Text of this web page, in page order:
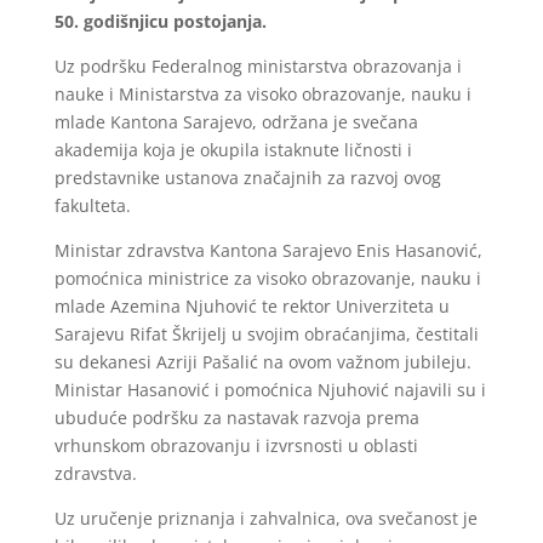
50. godišnjicu postojanja.
Uz podršku Federalnog ministarstva obrazovanja i
nauke i Ministarstva za visoko obrazovanje, nauku i
mlade Kantona Sarajevo, održana je svečana
akademija koja je okupila istaknute ličnosti i
predstavnike ustanova značajnih za razvoj ovog
fakulteta.
Ministar zdravstva Kantona Sarajevo Enis Hasanović,
pomoćnica ministrice za visoko obrazovanje, nauku i
mlade Azemina Njuhović te rektor Univerziteta u
Sarajevu Rifat Škrijelj u svojim obraćanjima, čestitali
su dekanesi Azriji Pašalić na ovom važnom jubileju.
Ministar Hasanović i pomoćnica Njuhović najavili su i
ubuduće podršku za nastavak razvoja prema
vrhunskom obrazovanju i izvrsnosti u oblasti
zdravstva.
Uz uručenje priznanja i zahvalnica, ova svečanost je